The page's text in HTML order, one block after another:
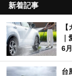
新着記事
6
台